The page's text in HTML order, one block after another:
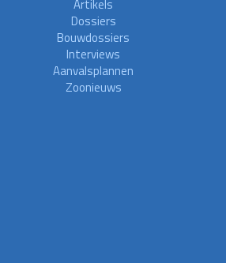
Artikels
Dossiers
Bouwdossiers
Interviews
Aanvalsplannen
Zoonieuws